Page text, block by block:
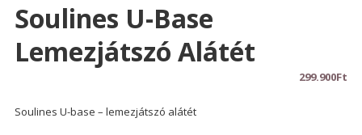
Soulines U-Base
Lemezjátszó Alátét
299.900Ft
Soulines U-base – lemezjátszó alátét